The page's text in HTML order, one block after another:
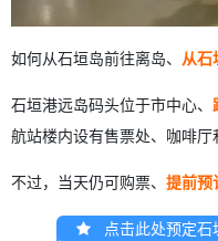
如何从石垣岛前往离岛、 从石
石垣港远岛码头位于市中心、
航站楼内设有售票处、咖啡厅
不过，当天仍可购票、 提前预
点击此处预定石